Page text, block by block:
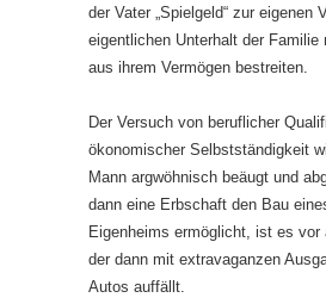
der Vater „Spielgeld“ zur eigenen
eigentlichen Unterhalt der Familie
aus ihrem Vermögen bestreiten.
Der Versuch von beruflicher
ökonomischer Selbstständigkeit
Mann argwöhnisch beäugt und
dann eine Erbschaft den Bau
Eigenheims ermöglicht, ist es vor
der dann mit extravaganzen
Autos auffällt.